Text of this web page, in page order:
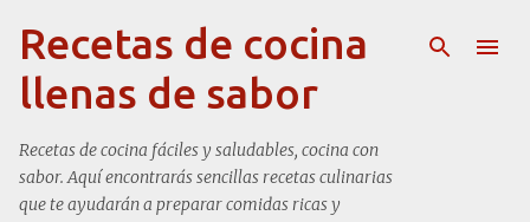
Ir al contenido principal
Recetas de cocina
llenas de sabor
Recetas de cocina fáciles y saludables, cocina con
sabor. Aquí encontrarás sencillas recetas culinarias
que te ayudarán a preparar comidas ricas y